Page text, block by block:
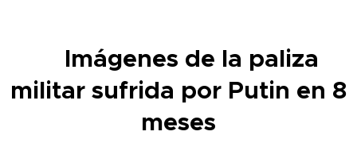
Imágenes de la paliza
militar sufrida por Putin en 8
meses